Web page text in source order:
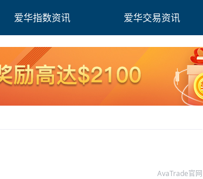
爱华指数资讯 爱华交易资讯
AvaTrade官网